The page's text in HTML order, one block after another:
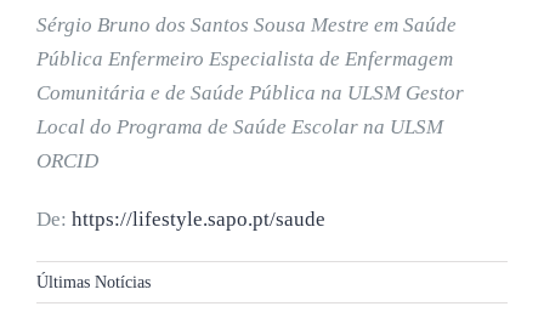
Sérgio Bruno dos Santos Sousa Mestre em Saúde
Pública Enfermeiro Especialista de Enfermagem
Comunitária e de Saúde Pública na ULSM Gestor
Local do Programa de Saúde Escolar na ULSM
ORCID
De: https://lifestyle.sapo.pt/saude
Últimas Notícias